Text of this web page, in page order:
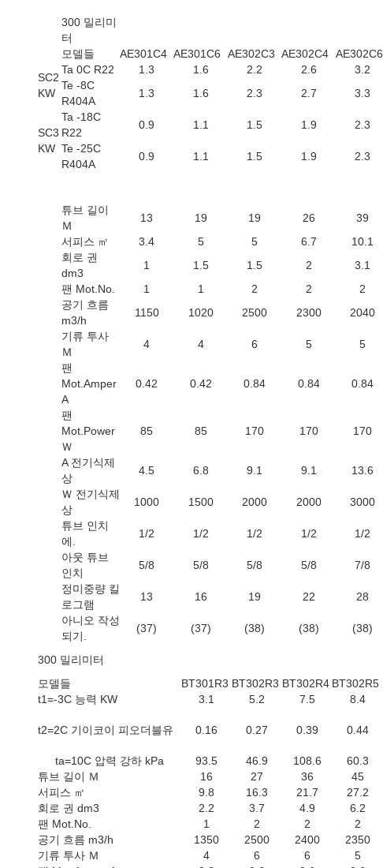
300 밀리미
터
모델들
AE301C4 AE301C6 AE302C3 AE302C4 AE302C6
SC2
KW
Ta 0C R22 1.3 1.6 2.2 2.6 3.2
Te -8C
R404A
1.3 1.6 2.3 2.7 3.3
SC3
KW
Ta -18C
R22
0.9 1.1 1.5 1.9 2.3
Te -25C
R404A
0.9 1.1 1.5 1.9 2.3
튜브 길이
Ｍ
13 19 19 26 39
서피스 ㎡
3.4 5 5 6.7 10.1
회로 권
dm3
1 1.5 1.5 2 3.1
팬 Mot.No.
1 1 2 2 2
공기 흐름
m3/h
1150 1020 2500 2300 2040
기류 투사
Ｍ
4 4 6 5 5
팬
Mot.Amper
A
0.42 0.42 0.84 0.84 0.84
팬
Mot.Power
Ｗ
85 85 170 170 170
A 전기식제
상
4.5 6.8 9.1 9.1 13.6
Ｗ 전기식제
상
1000 1500 2000 2000 3000
튜브 인치
에.
1/2 1/2 1/2 1/2 1/2
아웃 튜브
인치
5/8 5/8 5/8 5/8 7/8
정미중량 킬
로그램
13 16 19 22 28
아니오 작성
되기.
(37) (37) (38) (38) (38)
300 밀리미터
모델들
BT301R3 BT302R3 BT302R4 BT302R5
t1=-3C 능력 KW
3.1 5.2 7.5 8.4
t2=2C 기이코이 피오더블유 0.16 0.27 0.39 0.44
ta=10C 압력 강하 kPa 93.5 46.9 108.6 60.3
튜브 길이 Ｍ
16 27 36 45
서피스 ㎡
9.8 16.3 21.7 27.2
회로 권 dm3
2.2 3.7 4.9 6.2
팬 Mot.No.
1 2 2 2
공기 흐름 m3/h
1350 2500 2400 2350
기류 투사 Ｍ
4 6 6 5